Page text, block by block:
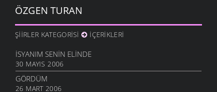
ÖZGEN TURAN
ŞIIRLER KATEGORISI İÇERIKLERI
İSYANIM SENIN ELINDE
30 MAYIS 2006
GÖRDÜM
26 MART 2006